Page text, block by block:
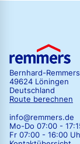
Bernhard-
49624 Löningen
Deutschland
Route berechnen
info@remmers.de
Mo-Do 07:00 -
Fr 07:00 - 16:00